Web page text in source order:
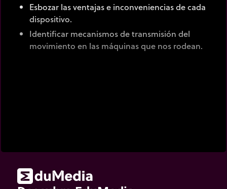
Esbozar las ventajas e inconveniencias de cada
dispositivo.
Identificar mecanismos de transmisión del
movimiento en las máquinas que nos rodean.
(rotacional a rotacional o traslacional a
traslacional).